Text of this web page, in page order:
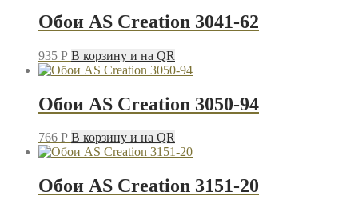
Обои AS Creation 3041-62
935 P В корзину и на QR
Обои AS Creation 3050-94
766 P В корзину и на QR
Обои AS Creation 3151-20